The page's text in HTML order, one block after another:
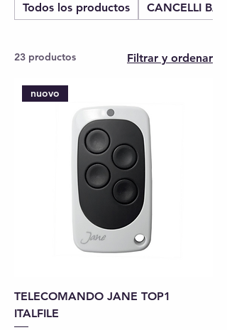
Todos los productos CANCELLI
23 productos Filtrar y ordenar
nuovo
TELECOMANDO JANE TOP1
ITALFILE